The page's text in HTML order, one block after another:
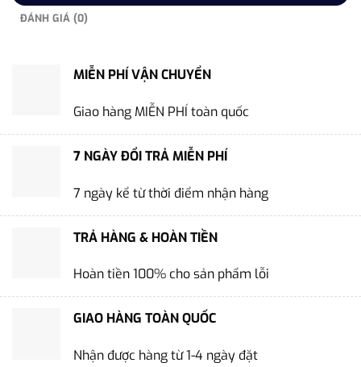
ĐÁNH GIÁ (0)
MIỄN PHÍ VẬN CHUYỂN
Giao hàng MIỄN PHÍ toàn quốc
7 NGÀY ĐỔI TRẢ MIỄN PHÍ
7 ngày kể từ thời điểm nhận hàng
TRẢ HÀNG & HOÀN TIỀN
Hoàn tiền 100% cho sản phẩm lỗi
GIAO HÀNG TOÀN QUỐC
Nhận được hàng từ 1-4 ngày đặt